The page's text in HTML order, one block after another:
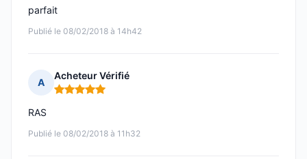
Publié le 08/02/2018 à 14h42
parfait
A
Acheteur Vérifié
Note : 5 sur 5
Publié le 08/02/2018 à 11h32
RAS